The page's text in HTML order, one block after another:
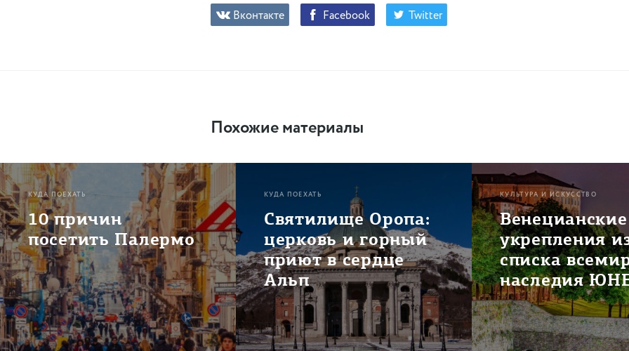
Вконтакте Facebook Twitter
Похожие материалы
КУДА ПОЕХАТЬ
10 причин
посетить Палермо
КУДА ПОЕХАТЬ
Святилище Оропа:
церковь и горный
приют в сердце
Альп
КУЛЬТУРА И ИСКУССТВО
Венецианские
укрепления
списка
наследия